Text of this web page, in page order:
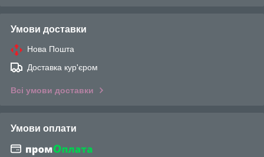
Умови доставки
Нова Пошта
Доставка кур'єром
Всі умови доставки
Умови оплати